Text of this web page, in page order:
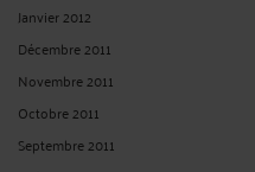
Janvier 2012
Décembre 2011
Novembre 2011
Octobre 2011
Septembre 2011